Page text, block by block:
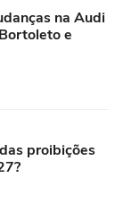
na Audi
e
proibições